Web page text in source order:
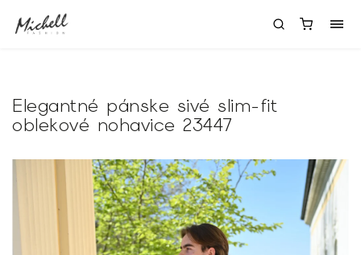
Elegantné pánske sivé slim-fit
oblekové nohavice 23447